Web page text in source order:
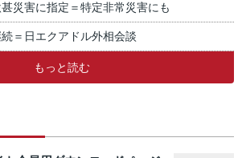
災害に指定＝特定非常災害にも
＝日エクアドル外相会談
もっと読む